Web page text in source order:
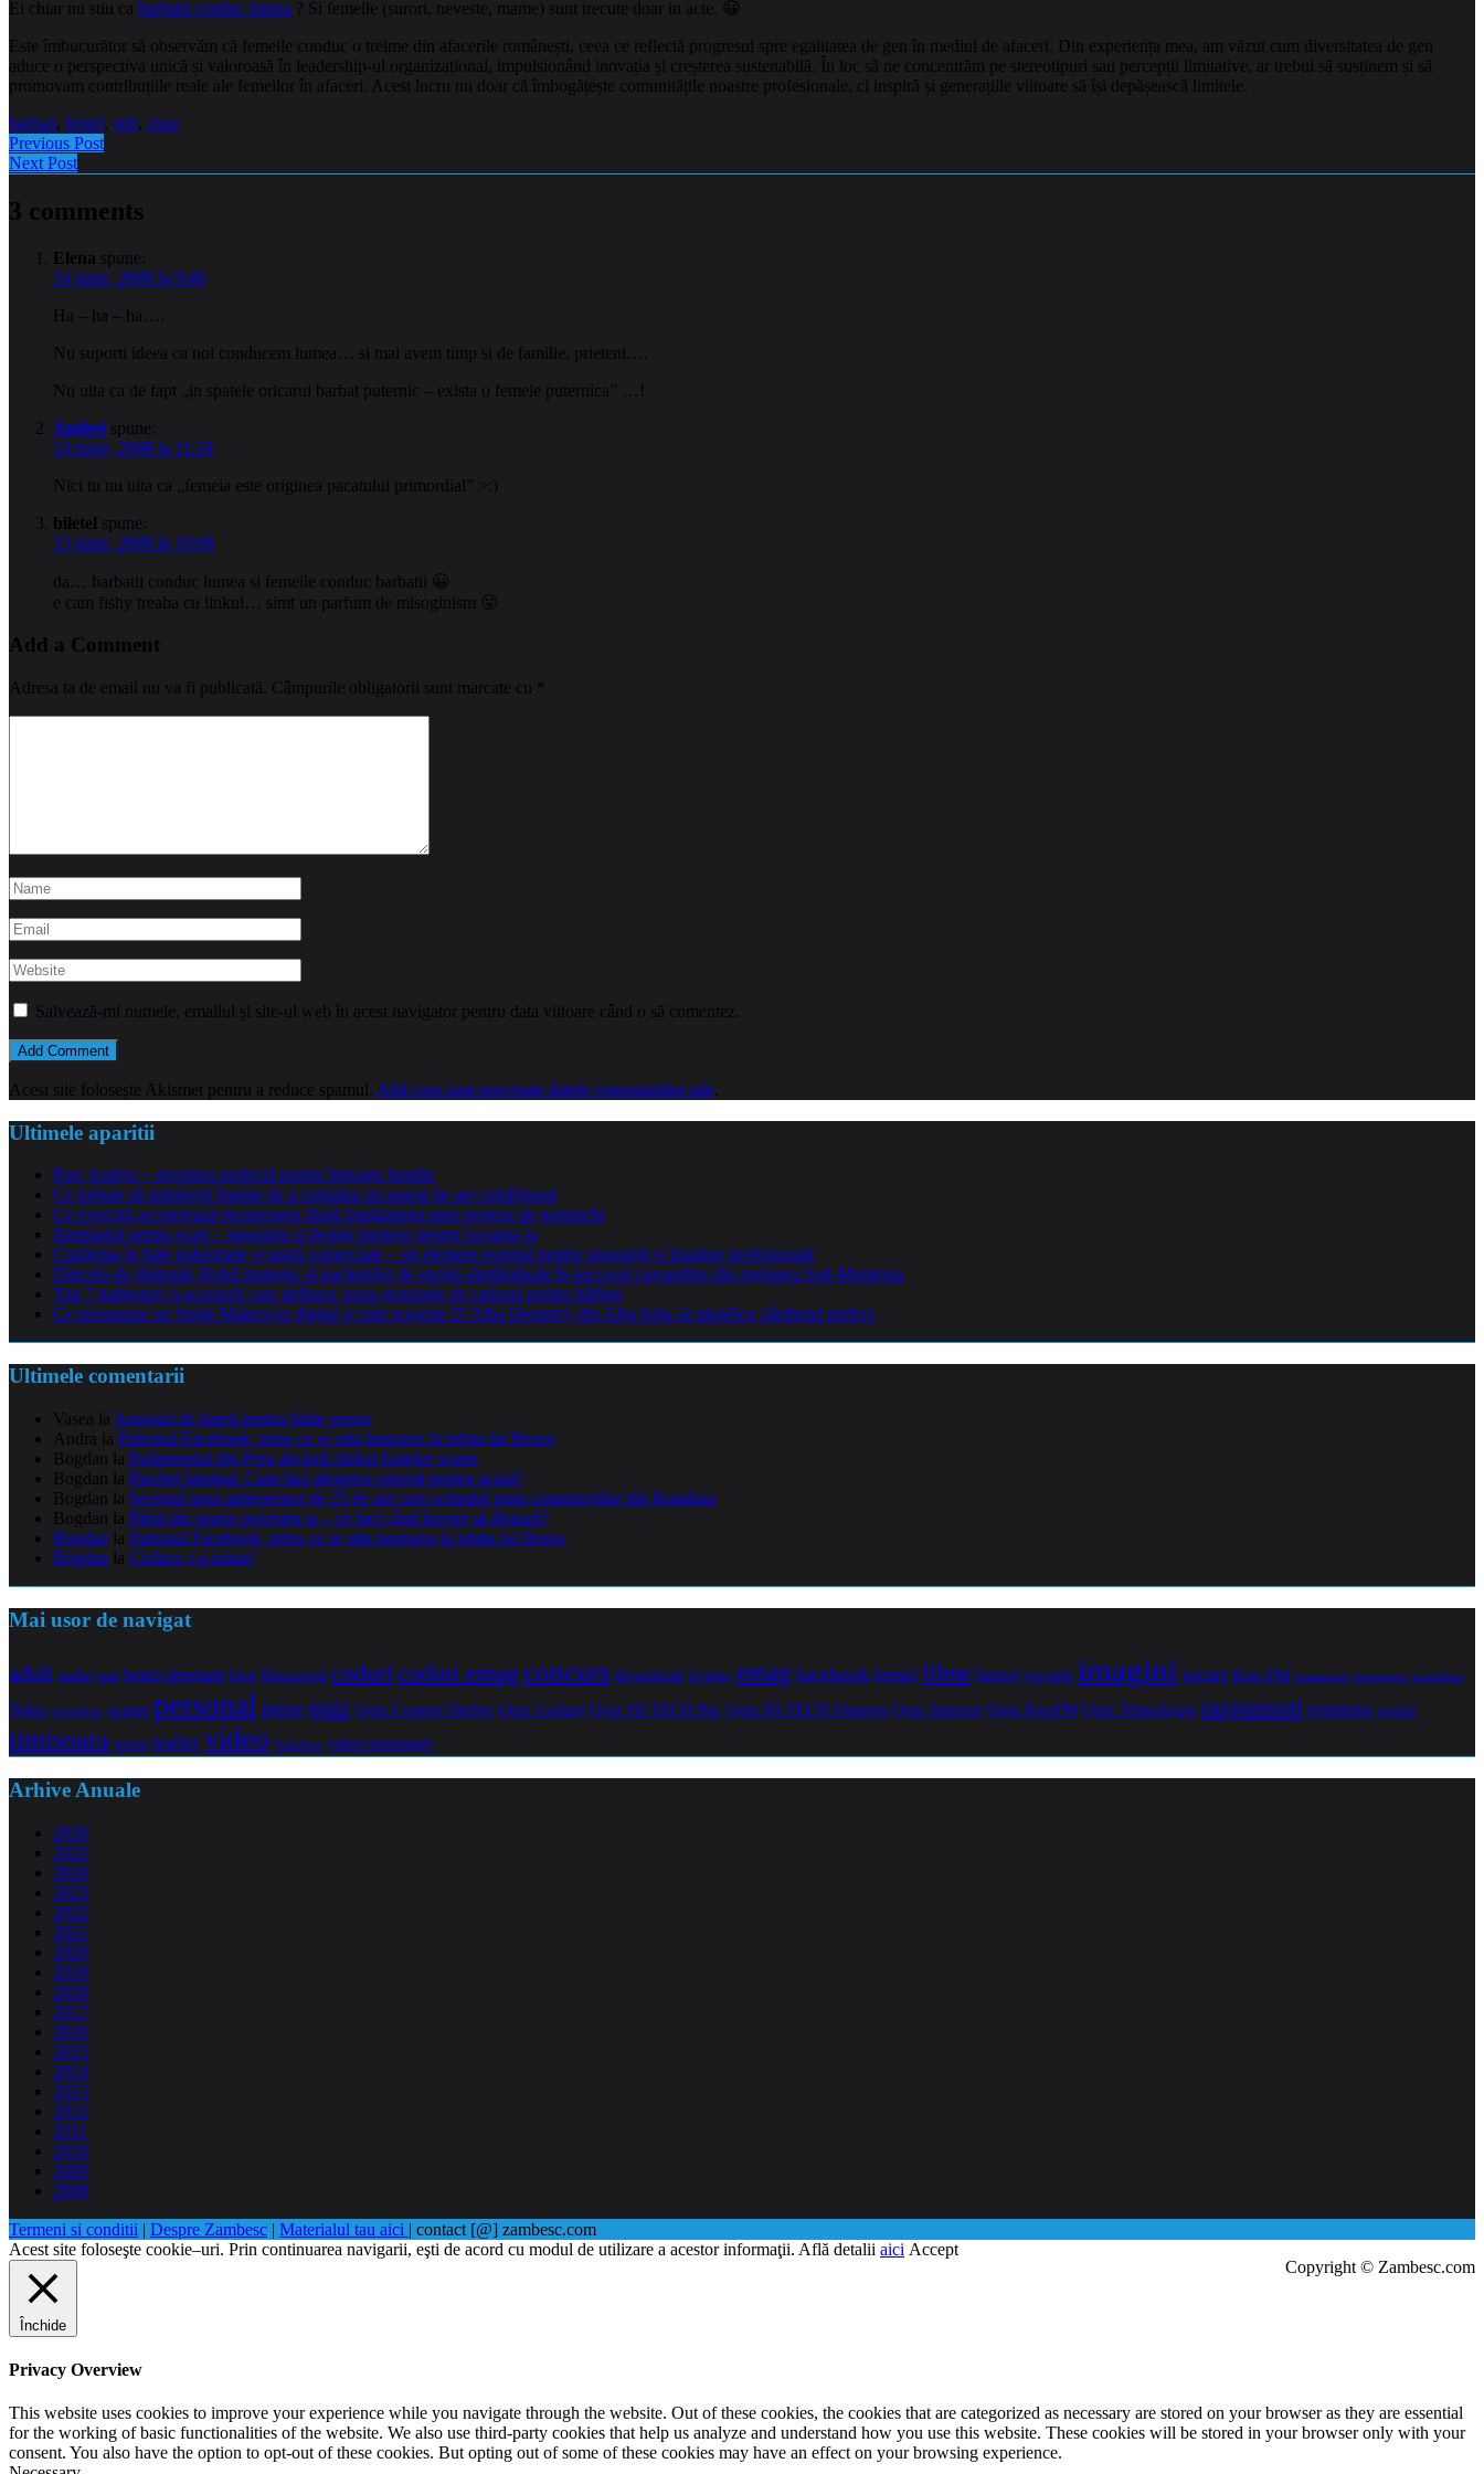
Ei chiar nu stiu ca barbatii conduc lumea ? Si femeile (surori, neveste, mame) sunt trecute doar in acte. 😀
Este îmbucurător să observăm că femeile conduc o treime din afacerile românești, ceea ce reflectă progresul spre egalitatea de gen în mediul de afaceri. Din experiența mea, am văzut cum diversitatea de gen
aduce o perspectiva unică și valoroasă în leadership-ul organizațional, impulsionând inovația și creșterea sustenabilă. În loc să ne concentrăm pe stereotipuri sau percepții limitative, ar trebui să susținem și să
promovam contribuțiile reale ale femeilor în afaceri. Acest lucru nu doar că îmbogățește comunitățile noastre profesionale, ci inspiră și generațiile viitoare să își depășească limitele.
barbati, femei, stiri, ziare
Previous Post
Next Post
3 comments
Elena spune:
14 iunie, 2008 la 9:46
Ha – ha – ha….
Nu suporti ideea ca noi conducem lumea… si mai avem timp si de familie, prieteni….
Nu uita ca de fapt „in spatele oricarui barbat puternic – exista o femeie puternica” …!
Andrei spune:
14 iunie, 2008 la 11:18
Nici tu nu uita ca „femeia este originea pacatului primordial” >:)
biletel spune:
15 iunie, 2008 la 18:08
da… barbatii conduc lumea si femeile conduc barbatii 😀
e cam fishy treaba cu linkul… simt un parfum de misoginism 😛
Add a Comment
Adresa ta de email nu va fi publicată. Câmpurile obligatorii sunt marcate cu
Salvează-mi numele, emailul și site-ul web în acest navigator pentru data viitoare când o să comentez.
Acest site folosește Akismet pentru a reduce spamul. Află cum sunt procesate datele comentariilor tale
Ultimele aparitii
Parc Astérix – aventura perfectă pentru întreaga familie
Ce trebuie să urmărești înainte de a cumpăra un aparat de aer condiționat
Ce exerciții accelerează recuperarea după implantarea unei proteze de genunchi
Iluminatul pentru scari – siguranta si design modern pentru locuinta ta
Curățenia în hale industriale și spații comerciale – un element esențial pentru siguranță și imagine profesională
Dincolo de diplomă: Rolul strategic al pachetelor de sprijin săptămânale în succesul cursanților din regiunea Sud-Muntenia
Top 7 gadgeturi și accesorii care definesc noua generație de cadouri pentru bărbați
Ce presupune un Smile Makeover digital și cum reușește D’Alba Dentistry din Alba Iulia să planifice zâmbetul perfect
Ultimele comentarii
Vasea la Angajari de baieti pentru filme porno
Andra la Patronul Facebook, prins ca se uita languros la iubita lui Bezos
Bogdan la Parlamentul din Peru declară război fustelor scurte
Bogdan la Parchet laminat: Cum faci alegerea corectă pentru acasă?
Bogdan la Secretul unui antreprenor de 25 de ani care schimbă piața construcțiilor din România
Bogdan la Părul tău spune povestea ta – ce faci când începe să dispară?
Bogdan la Patronul Facebook, prins ca se uita languros la iubita lui Bezos
Bogdan la Ciolacu s-a tatuat!
Mai usor de navigat
adult audio bani benzi desenate blog Bucuresti coduricoduri emag concurs download DVDRip emag facebook femei filme funny google imagini jocuri Kiss FM maramures messenger noiembrie
Nokia octombrie orange personal pozequiz Quiz Comert Online Quiz Gadget Quiz HI-TECH Biz Quiz HI-TECH Oameni Quiz Internet Quiz KissFM Quiz Tehnologie raspunsuri romania sugestii
timisoara torrent trailer video Vodafone yahoo messenger
Arhive Anuale
2026
2025
2024
2023
2022
2021
2020
2019
2018
2017
2016
2015
2014
2013
2012
2011
2010
2009
2008
Termeni si conditii | Despre Zambesc | Materialul tau aici | contact [@] zambesc.com
Copyright © Zambesc.com
Acest site foloseşte cookie–uri. Prin continuarea navigarii, eşti de acord cu modul de utilizare a acestor informaţii. Află detalii aici Accept
Închide
Privacy Overview
This website uses cookies to improve your experience while you navigate through the website. Out of these cookies, the cookies that are categorized as necessary are stored on your browser as they are essential
for the working of basic functionalities of the website. We also use third-party cookies that help us analyze and understand how you use this website. These cookies will be stored in your browser only with your
consent. You also have the option to opt-out of these cookies. But opting out of some of these cookies may have an effect on your browsing experience.